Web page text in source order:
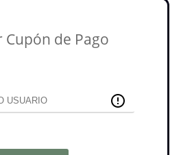
Cupón de Pago